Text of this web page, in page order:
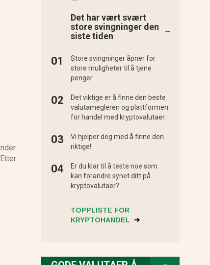
Det har vært svært
store svingninger den
siste tiden
Store svingninger åpner for
store muligheter til å tjene
penger.
Det viktige er å finne den beste
valutamegleren og plattformen
for handel med kryptovalutaer.
Vi hjelper deg med å finne den
riktige!
Er du klar til å teste noe som
kan forandre synet ditt på
kryptovalutaer?
TOPPLISTE FOR
KRYPTOHANDEL